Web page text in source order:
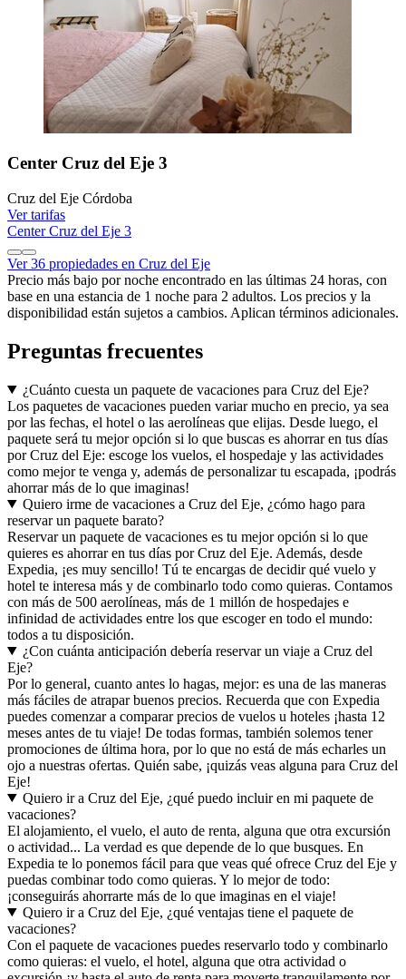
Center Cruz del Eje 3
Cruz del Eje Córdoba
Ver tarifas
Center Cruz del Eje 3
Ver 36 propiedades en Cruz del Eje
Precio más bajo por noche encontrado en las últimas 24 horas, con
base en una estancia de 1 noche para 2 adultos. Los precios y la
disponibilidad están sujetos a cambios. Aplican términos adicionales.
Preguntas frecuentes
¿Cuánto cuesta un paquete de vacaciones para Cruz del Eje?
Los paquetes de vacaciones pueden variar mucho en precio, ya sea
por las fechas, el hotel o las aerolíneas que elijas. Desde luego, el
paquete será tu mejor opción si lo que buscas es ahorrar en tus días
por Cruz del Eje: escoge los vuelos, el hospedaje y las actividades
como mejor te venga y, además de personalizar tu escapada, ¡podrás
ahorrar más de lo que imaginas!
Quiero irme de vacaciones a Cruz del Eje, ¿cómo hago para
reservar un paquete barato?
Reservar un paquete de vacaciones es tu mejor opción si lo que
quieres es ahorrar en tus días por Cruz del Eje. Además, desde
Expedia, ¡es muy sencillo! Tú te encargas de decidir qué vuelo y
hotel te interesa más y de combinarlo todo como quieras. Contamos
con más de 500 aerolíneas, más de 1 millón de hospedajes e
infinidad de actividades entre los que escoger en todo el mundo:
todos a tu disposición.
¿Con cuánta anticipación debería reservar un viaje a Cruz del
Eje?
Por lo general, cuanto antes lo hagas, mejor: es una de las maneras
más fáciles de atrapar buenos precios. Recuerda que con Expedia
puedes comenzar a comparar precios de vuelos u hoteles ¡hasta 12
meses antes de tu viaje! De todas formas, también solemos tener
promociones de última hora, por lo que no está de más echarles un
ojo a nuestras ofertas. Quién sabe, ¡quizás veas alguna para Cruz del
Eje!
Quiero ir a Cruz del Eje, ¿qué puedo incluir en mi paquete de
vacaciones?
El alojamiento, el vuelo, el auto de renta, alguna que otra excursión
o actividad... La verdad es que depende de lo que busques. En
Expedia te lo ponemos fácil para que veas qué ofrece Cruz del Eje y
puedas combinar todo como quieras. Y lo mejor de todo:
¡conseguirás ahorrarte más de lo que imaginas en el viaje!
Quiero ir a Cruz del Eje, ¿qué ventajas tiene el paquete de
vacaciones?
Con el paquete de vacaciones puedes reservarlo todo y combinarlo
como quieras: el vuelo, el hotel, alguna que otra actividad o